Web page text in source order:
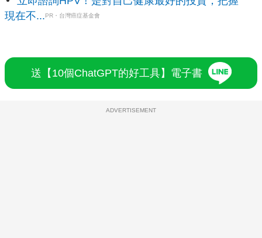
現在不...PR・台灣癌症基金會
送【10個ChatGPT的好工具】電子書
ADVERTISEMENT